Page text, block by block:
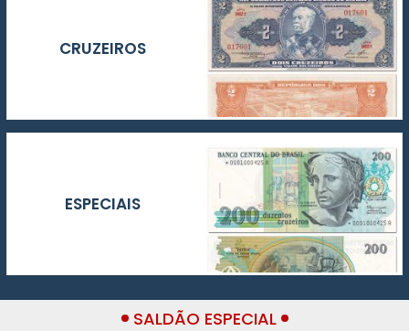
CRUZEIROS
ESPECIAIS
SALDÃO ESPECIAL